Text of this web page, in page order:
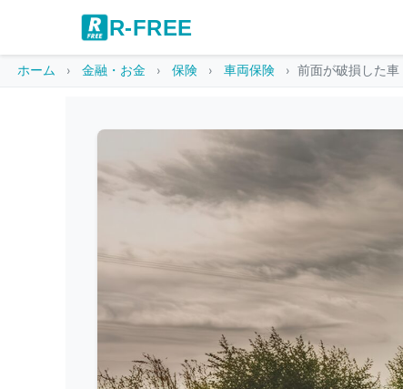
R-FREE
ホーム 金融・お金 保険 車両保険 前面が破損した車